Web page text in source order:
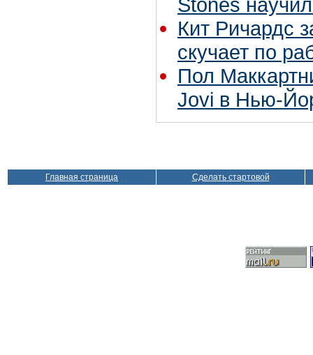
Stones
Кит Ричардс
скучает по
Пол
Jovi в Нью-
Главная страница Сделать стартовой